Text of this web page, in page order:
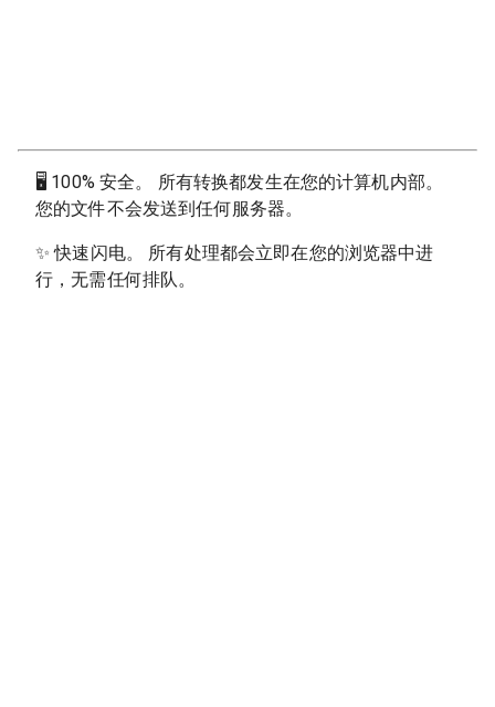
🖥 100% 安全。 所有转换都发生在您的计算机内部。
您的文件不会发送到任何服务器。
✨快速闪电。 所有处理都会立即在您的浏览器中进
行，无需任何排队。